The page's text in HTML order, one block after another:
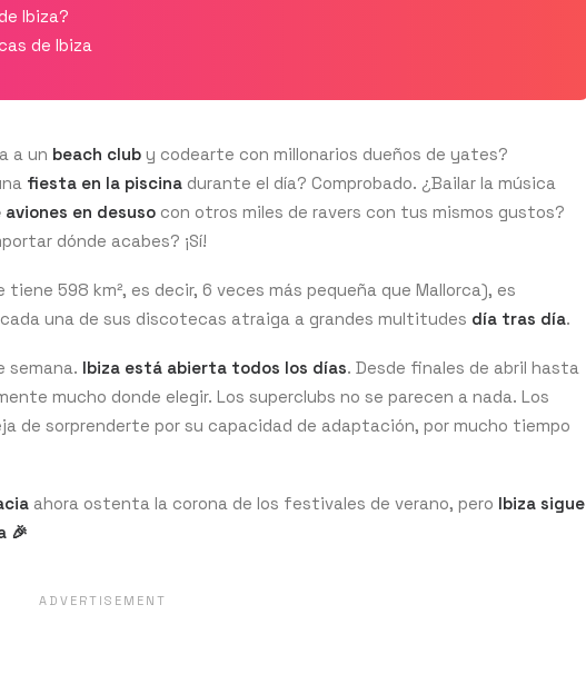
Ibiza?
de Ibiza
a un beach club y codearte con millonarios dueños de yates?
fiesta en la piscina durante el día? Comprobado. ¿Bailar la música
en desuso con otros miles de ravers con tus mismos gustos?
dónde acabes? ¡Sí!
tiene 598 km², es decir, 6 veces más pequeña que Mallorca), es
una de sus discotecas atraiga a grandes multitudes día tras día.
semana. Ibiza está abierta todos los días. Desde finales de abril hasta
mucho donde elegir. Los superclubs no se parecen a nada. Los
de sorprenderte por su capacidad de adaptación, por mucho tiempo
ahora ostenta la corona de los festivales de verano, pero Ibiza sigue
🎉